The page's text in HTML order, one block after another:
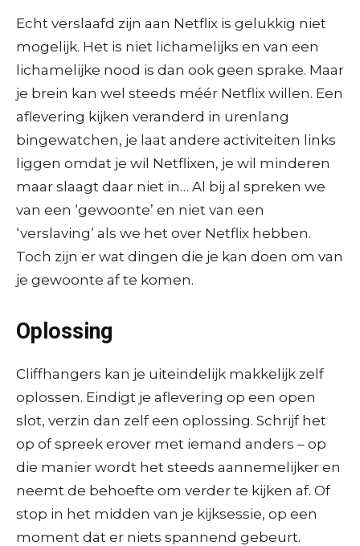
Echt verslaafd zijn aan Netflix is gelukkig niet
mogelijk. Het is niet lichamelijks en van een
lichamelijke nood is dan ook geen sprake. Maar
je brein kan wel steeds méér Netflix willen. Een
aflevering kijken veranderd in urenlang
bingewatchen, je laat andere activiteiten links
liggen omdat je wil Netflixen, je wil minderen
maar slaagt daar niet in… Al bij al spreken we
van een ‘gewoonte’ en niet van een
‘verslaving’ als we het over Netflix hebben.
Toch zijn er wat dingen die je kan doen om van
je gewoonte af te komen.
Oplossing
Cliffhangers kan je uiteindelijk makkelijk zelf
oplossen. Eindigt je aflevering op een open
slot, verzin dan zelf een oplossing. Schrijf het
op of spreek erover met iemand anders – op
die manier wordt het steeds aannemelijker en
neemt de behoefte om verder te kijken af. Of
stop in het midden van je kijksessie, op een
moment dat er niets spannend gebeurt.